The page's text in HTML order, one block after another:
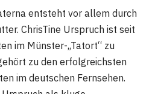
entsteht vor allem durch
ChrisTine Urspruch ist seit
im Münster-„Tatort“ zu
zu den erfolgreichsten
im deutschen Fernsehen.